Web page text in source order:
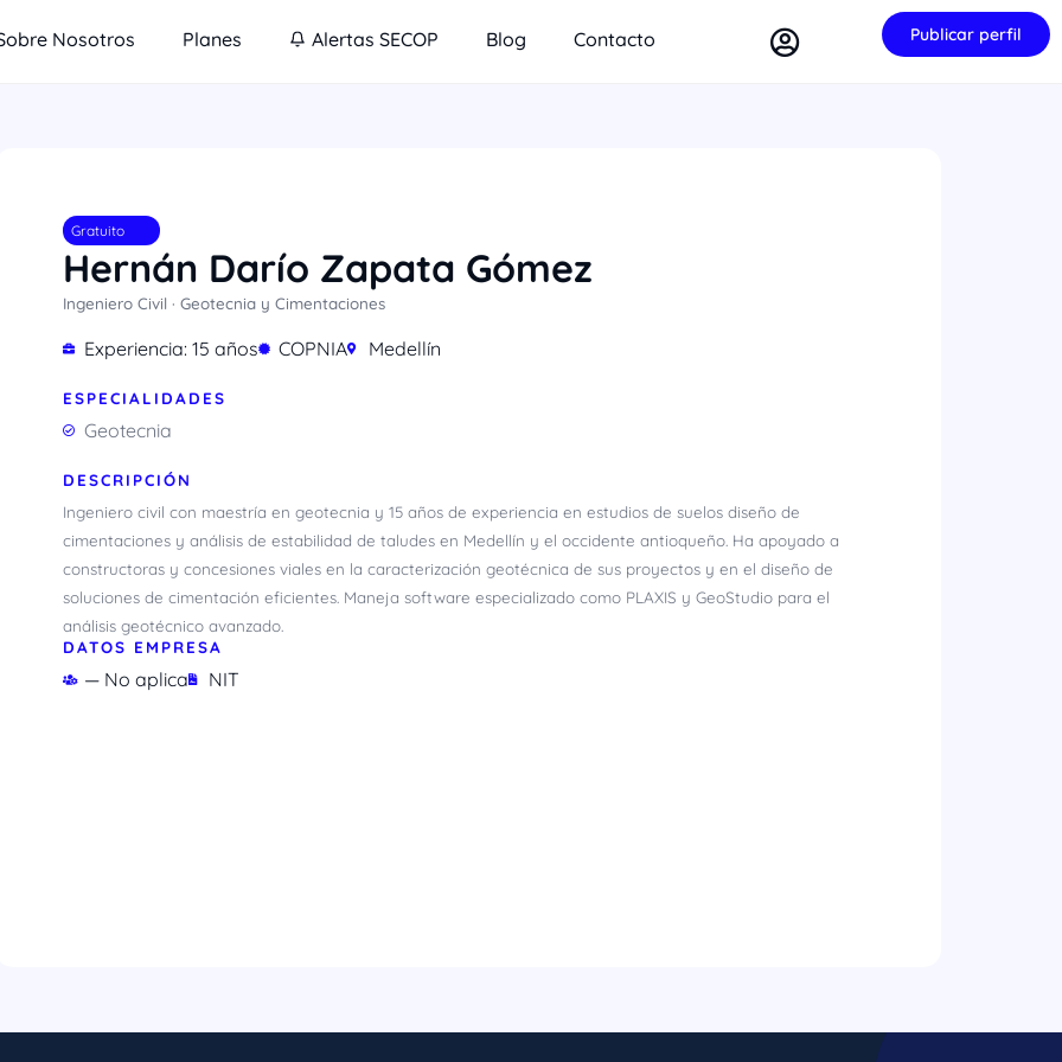
Nosotros Planes Alertas SECOP Blog Contacto Publicar perfil
Gratuito
Hernán Darío Zapata Gómez
Ingeniero Civil · Geotecnia y Cimentaciones
Experiencia: 15 años COPNIA Medellín
ESPECIALIDADES
Geotecnia
DESCRIPCIÓN
Ingeniero civil con maestría en geotecnia y 15 años de experiencia en estudios de suelos diseño de
cimentaciones y análisis de estabilidad de taludes en Medellín y el occidente antioqueño. Ha apoyado a
constructoras y concesiones viales en la caracterización geotécnica de sus proyectos y en el diseño de
soluciones de cimentación eficientes. Maneja software especializado como PLAXIS y GeoStudio para el
análisis geotécnico avanzado.
DATOS EMPRESA
— No aplica NIT